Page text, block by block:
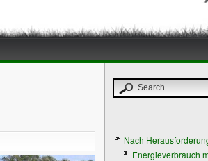
Nach
Energieverbrauch